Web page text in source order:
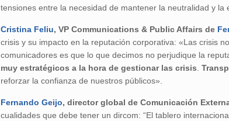
tensiones entre la necesidad de mantener la neutralidad y
Cristina Feliu, VP Communications & Public Affairs de
crisis y su impacto en la reputación corporativa: «Las crisis
comunicadores es que lo que decimos no perjudique la
muy estratégicos a la hora de gestionar las crisis .
reforzar la confianza de nuestros públicos».
Fernando Geijo, director global de Comunicación
cualidades que debe tener un dircom: “El tablero